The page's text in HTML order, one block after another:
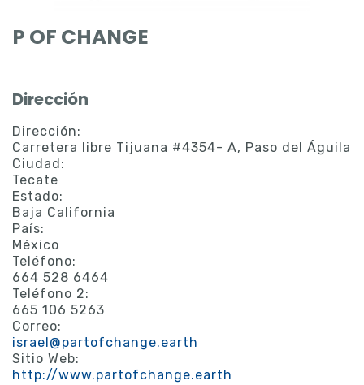
P OF CHANGE
Dirección
Dirección:
Carretera libre Tijuana #4354- A, Paso del Águila
Ciudad:
Tecate
Estado:
Baja California
País:
México
Teléfono:
664 528 6464
Teléfono 2:
665 106 5263
Correo:
israel@partofchange.earth
Sitio Web:
http://www.partofchange.earth